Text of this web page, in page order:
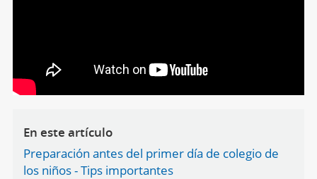
En este artículo
Preparación antes del primer día de colegio de
los niños - Tips importantes